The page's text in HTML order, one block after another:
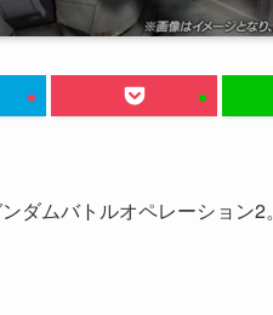
ダムバトルオペレーション2。